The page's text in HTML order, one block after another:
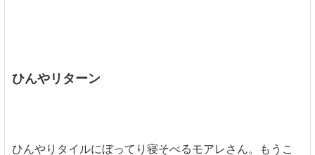
ひんやリターン
ひんやりタイルにぼってり寝そべるモアレさん。もうこ